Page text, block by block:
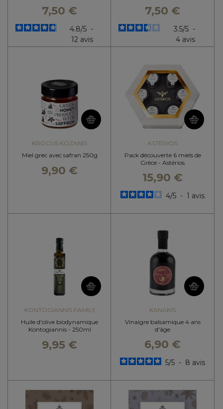
7,50 €
4.8/5 -
12 avis
7,50 €
3.5/5 -
4 avis
KROCUS KOZANIS
Miel grec avec safran 250g
9,90 €
ASTERIOS
Pack découverte 6 miels de
Grèce - Astérios
15,90 €
4/5 - 1 avis
KONTOGIANNIS FAMILY
Huile d'olive biodynamique
Kontogiannis - 250ml
9,95 €
KANAKIS
Vinaigre balsamique 4 ans
d'âge
6,90 €
5/5 - 8 avis